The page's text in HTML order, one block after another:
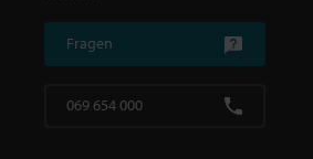
Fragen
069 654 000